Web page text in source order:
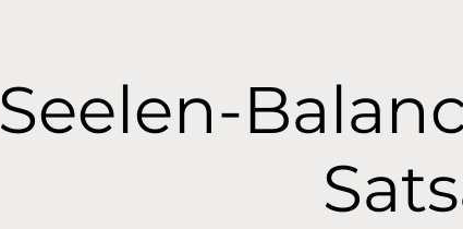
Seelen-